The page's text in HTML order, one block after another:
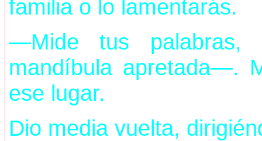
familia o lo lamentarás.
—Mide tus palabras,
mandíbula apretada—.
ese lugar.
Dio media vuelta,